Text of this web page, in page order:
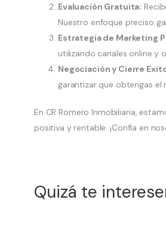
Evaluación Gratuita:
Nuestro enfoque preciso
Estrategia de Marketing
utilizando canales online y
Negociación y Cierre
garantizar que obtengas
En CR Romero Inmobiliaria,
positiva y rentable. ¡Confía en
Quizá te
199,000 €